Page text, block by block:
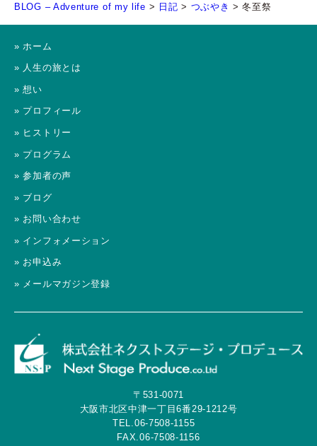
BLOG – Adventure of my life > 日記 > つぶやき >冬至祭
» ホーム
» 人生の旅とは
» 想い
» プロフィール
» ヒストリー
» プログラム
» 参加者の声
» ブログ
» お問い合わせ
» インフォメーション
» お申込み
» メールマガジン登録
〒531-0071
大阪市北区中津一丁目6番29-1212号
TEL.06-7508-1155
FAX.06-7508-1156